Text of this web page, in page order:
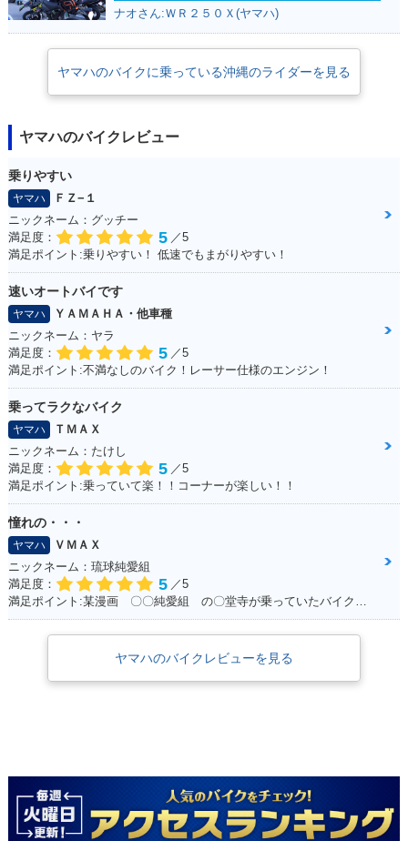
ナオさん:ＷＲ２５０Ｘ(ヤマハ)
ヤマハのバイクに乗っている沖縄のライダーを見る
ヤマハのバイクレビュー
乗りやすい
ヤマハ
ＦＺ−１
ニックネーム：グッチー
満足度：
5 ／5
満足ポイント:乗りやすい！ 低速でもまがりやすい！
速いオートバイです
ヤマハ
ＹＡＭＡＨＡ・他車種
ニックネーム：ヤラ
満足度：
5 ／5
満足ポイント:不満なしのバイク！レーサー仕様のエンジン！
乗ってラクなバイク
ヤマハ
ＴＭＡＸ
ニックネーム：たけし
満足度：
5 ／5
満足ポイント:乗っていて楽！！コーナーが楽しい！！
憧れの・・・
ヤマハ
ＶＭＡＸ
ニックネーム：琉球純愛組
満足度：
5 ／5
ヤマハのバイクレビューを見る